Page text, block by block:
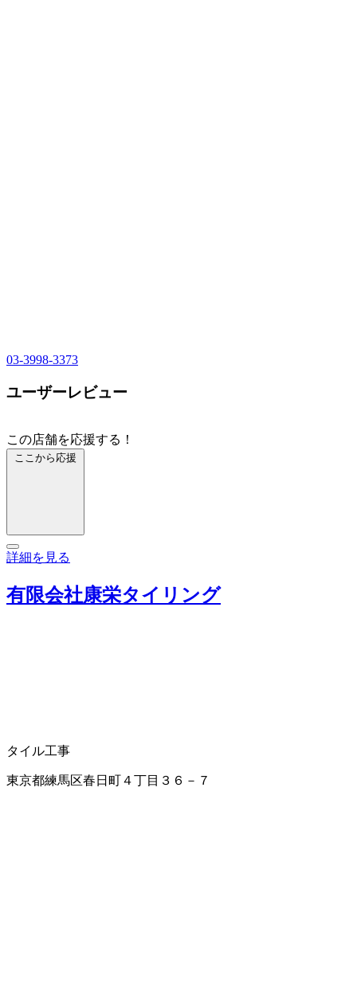
03-3998-3373
ユーザーレビュー
この店舗を応援する！
ここから応援
詳細を見る
有限会社康栄タイリング
タイル工事
東京都練馬区春日町４丁目３６－７